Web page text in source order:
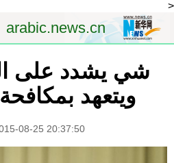
<
arabic.news.cn
الصفحة الأولى
العالم
شي يشدد على
ويتعهد بمكافحة
08-25 20:37:50